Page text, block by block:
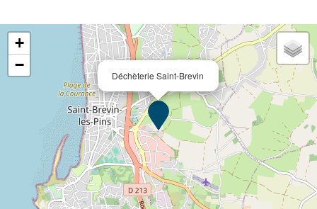
Déchèterie Saint-Brevin
+
−